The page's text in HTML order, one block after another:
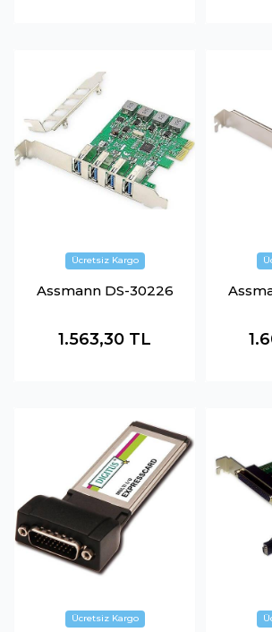
Assmann DS-30226
1.563,30 TL